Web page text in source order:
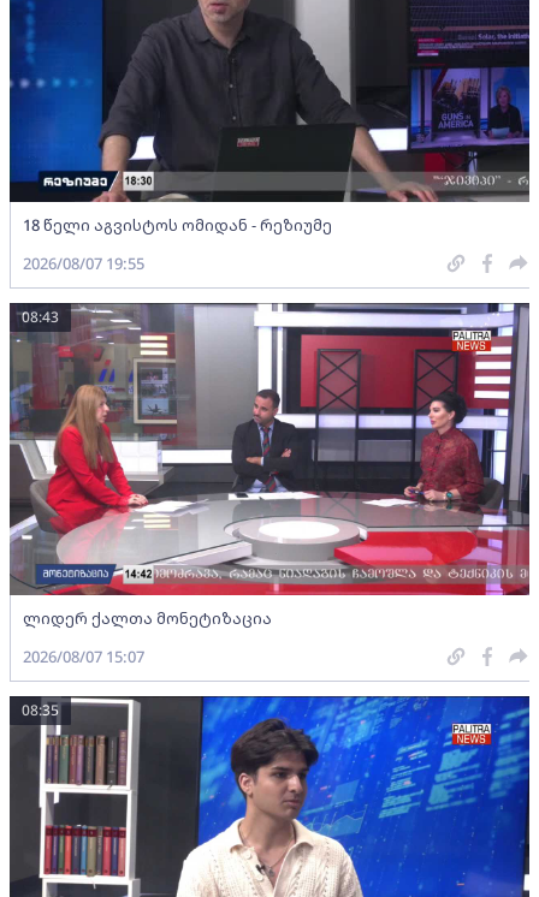
18 წელი აგვისტოს ომიდან - რეზიუმე
2026/08/07 19:55
ლიდერ ქალთა მონეტიზაცია
08:43
2026/08/07 15:07
08:35